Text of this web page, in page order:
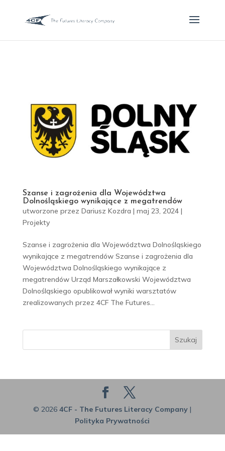
Szanse i zagrożenia dla Województwa
Dolnośląskiego wynikające z megatrendów
utworzone przez Dariusz Kozdra | maj 23, 2024|
Projekty
Szanse i zagrożenia dla Województwa Dolnośląskiego
wynikające z megatrendów Szanse i zagrożenia dla
Województwa Dolnośląskiego wynikające z
megatrendów Urząd Marszałkowski Województwa
Dolnośląskiego opublikował wyniki warsztatów
zrealizowanych przez 4CF The Futures...
Szukaj
© 2026 4CF - The Futures Literacy Company|
Polityka Prywatności